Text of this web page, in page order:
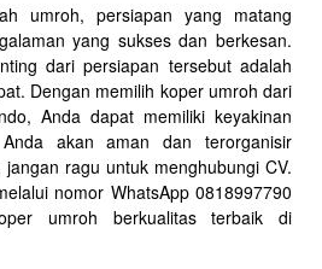
umroh, persiapan yang matang
yang sukses dan berkesan.
dari persiapan tersebut adalah
Dengan memilih koper umroh dari
Anda dapat memiliki keyakinan
akan aman dan terorganisir
ragu untuk menghubungi CV.
nomor WhatsApp 0818997790
umroh berkualitas terbaik di